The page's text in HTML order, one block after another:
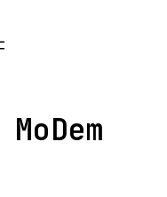
MoDem